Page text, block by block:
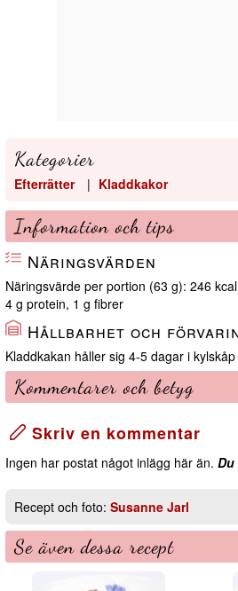
Kategorier
Efterrätter | Kladdkakor
Information och tips
Näringsvärden
Näringsvärde per portion (63 g): 246
4 g protein, 1 g fibrer
Hållbarhet och
Kladdkakan håller sig 4-5 dagar i
Kommentarer och betyg
Skriv en kommentar
Ingen har postat något inlägg här än. Du
Recept och foto: Susanne Jarl
Se även dessa recept